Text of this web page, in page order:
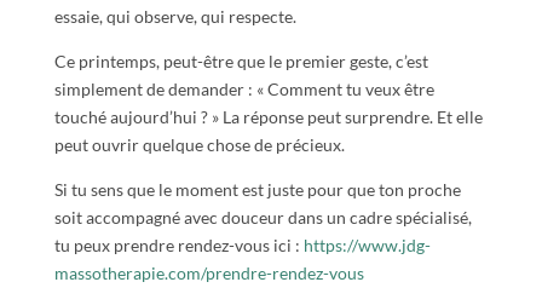
essaie, qui observe, qui respecte.
Ce printemps, peut-être que le premier geste, c’est
simplement de demander : « Comment tu veux être
touché aujourd’hui ? » La réponse peut surprendre. Et elle
peut ouvrir quelque chose de précieux.
Si tu sens que le moment est juste pour que ton proche
soit accompagné avec douceur dans un cadre spécialisé,
tu peux prendre rendez-vous ici : https://www.jdg-
massotherapie.com/prendre-rendez-vous